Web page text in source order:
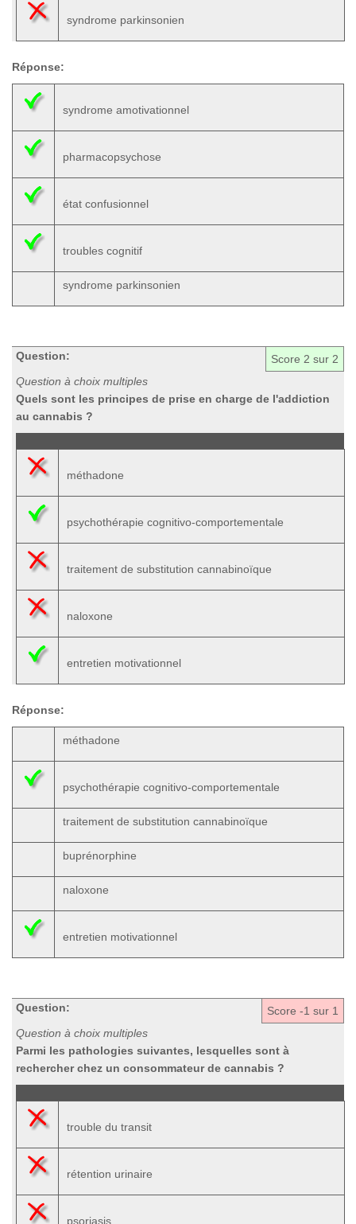
syndrome parkinsonien
Réponse:
syndrome amotivationnel
pharmacopsychose
état confusionnel
troubles cognitif
syndrome parkinsonien
Score 2 sur 2
Question:
Question à choix multiples
Quels sont les principes de prise en charge de l'addiction
au cannabis ?
méthadone
psychothérapie cognitivo-comportementale
traitement de substitution cannabinoïque
naloxone
entretien motivationnel
Réponse:
méthadone
psychothérapie cognitivo-comportementale
traitement de substitution cannabinoïque
buprénorphine
naloxone
entretien motivationnel
Score -1 sur 1
Question:
Question à choix multiples
Parmi les pathologies suivantes, lesquelles sont à
rechercher chez un consommateur de cannabis ?
trouble du transit
rétention urinaire
psoriasis